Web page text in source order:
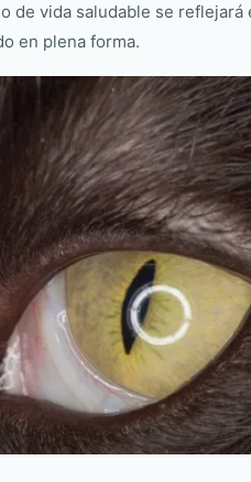
de vida saludable se reflejará
en plena forma.